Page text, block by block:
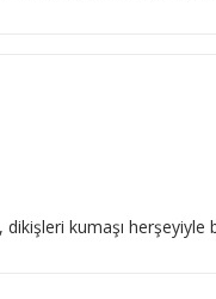
dikişleri kumaşı